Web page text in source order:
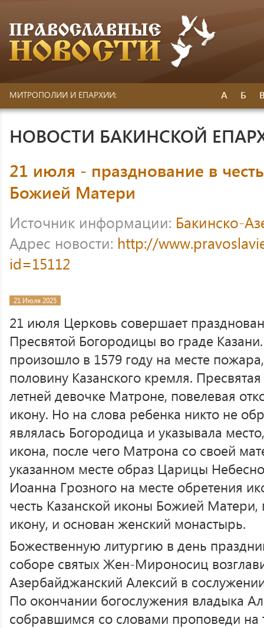
МИТРОПОЛИИ И ЕПАРХИИ: А Б
НОВОСТИ БАКИНСКОЙ
21 июля - празднование в
Божией Матери
Источник информации: Бакинско-
Адрес новости: http://
id=15112
21 Июля 2025
21 июля Церковь совершает
Пресвятой Богородицы во граде
произошло в 1579 году на месте
половину Казанского кремля.
летней девочке Матроне, повелевая
икону. Но на слова ребенка никто не
являлась Богородица и указывала
икона, после чего Матрона со своей
указанном месте образ Царицы
Иоанна Грозного на месте обретения
честь Казанской иконы Божией Матери,
икону, и основан женский монастырь.
Божественную литургию в день
соборе святых Жен-Мироносиц
Азербайджанский Алексий в
По окончании богослужения владыка
собравшимся со словами проповеди на